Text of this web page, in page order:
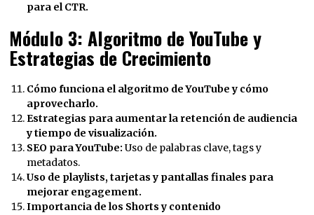
para el CTR.
Módulo 3: Algoritmo de YouTube y
Estrategias de Crecimiento
Cómo funciona el algoritmo de YouTube y cómo
aprovecharlo.
Estrategias para aumentar la retención de audiencia
y tiempo de visualización.
SEO para YouTube: Uso de palabras clave, tags y
metadatos.
Uso de playlists, tarjetas y pantallas finales para
mejorar engagement.
Importancia de los Shorts y contenido